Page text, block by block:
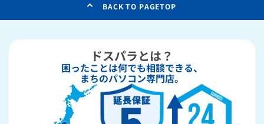
BACK TO PAGETOP
ドスパラとは？
困ったことは何でも相談できる、
まちのパソコン専門店。